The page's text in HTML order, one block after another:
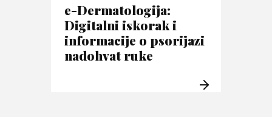
e-Dermatologija:
Digitalni iskorak i
informacije o psorijazi
nadohvat ruke